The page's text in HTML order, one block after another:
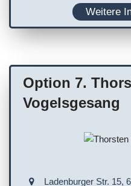
Weitere
Option 7.
Vogelsgesang
Ladenburger Str. 15,